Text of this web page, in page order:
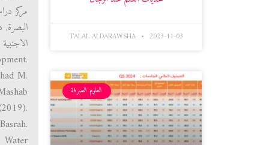
TALAL ALDARAWSHA 2023-11-03
العلوم الصرفة
البصرة,
M.